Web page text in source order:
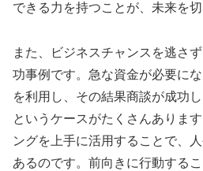
できる力を持つことが、未来を
また、ビジネスチャンスを逃さ
功事例です。急な資金が必要に
を利用し、その結果商談が成功
というケースがたくさんありま
ングを上手に活用することで、
あるのです。前向きに行動する